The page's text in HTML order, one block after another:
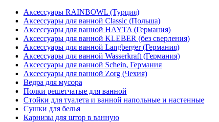
Аксессуары RAINBOWL (Турция)
Аксессуары для ванной Classic (Польша)
Аксессуары для ванной HAYTA (Германия)
Аксессуары для ванной KLEBER (без сверления)
Аксессуары для ванной Langberger (Германия)
Аксессуары для ванной Wasserkraft (Германия)
Аксессуары для ванной Schein, Германия
Аксессуары для ванной Zorg (Чехия)
Ведра для мусора
Полки решетчатые для ванной
Стойки для туалета и ванной напольные и настенные
Сушки для белья
Карнизы для штор в ванную